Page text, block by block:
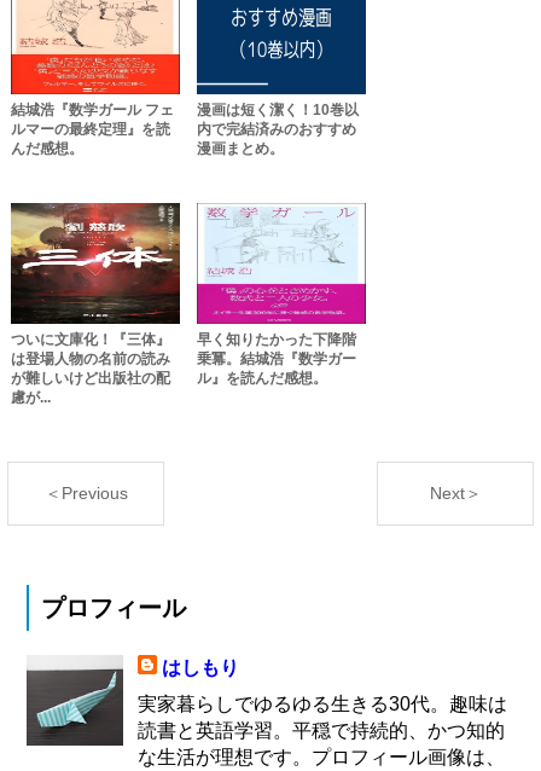
結城浩『数学ガール フェ
ルマーの最終定理』を読
んだ感想。
漫画は短く潔く！10巻以
内で完結済みのおすすめ
漫画まとめ。
ついに文庫化！『三体』
は登場人物の名前の読み
が難しいけど出版社の配
慮が...
早く知りたかった下降階
乗冪。結城浩『数学ガー
ル』を読んだ感想。
＜Previous Next＞
プロフィール
はしもり
実家暮らしでゆるゆる生きる30代。趣味は
読書と英語学習。平穏で持続的、かつ知的
な生活が理想です。プロフィール画像は、